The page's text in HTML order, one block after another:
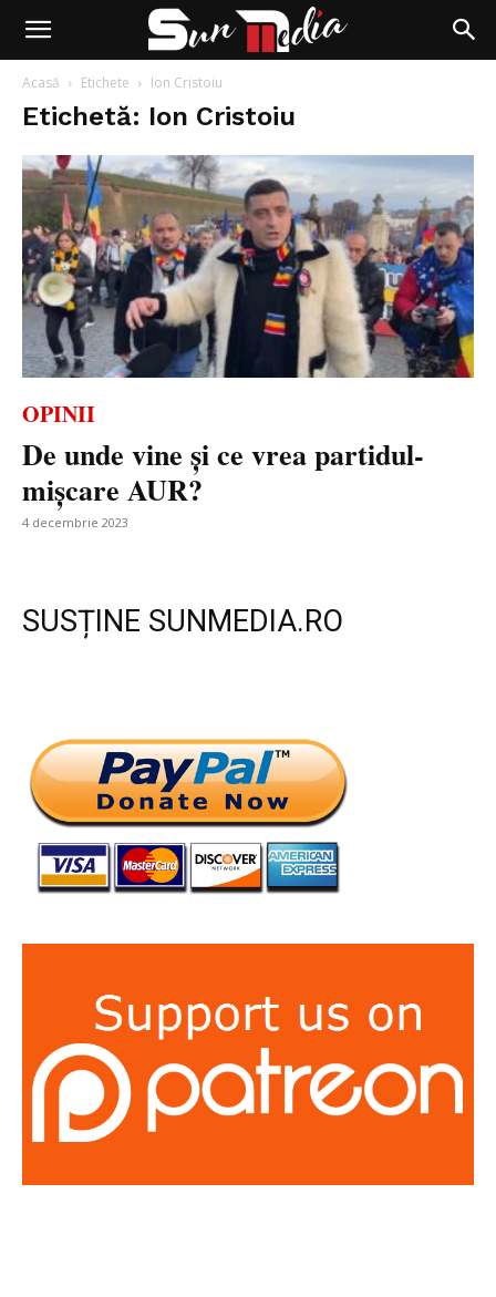
Acasă Etichete Ion Cristoiu
Etichetă: Ion Cristoiu
OPINII
De unde vine și ce vrea partidul-
mișcare AUR?
4 decembrie 2023
SUSȚINE SUNMEDIA.RO